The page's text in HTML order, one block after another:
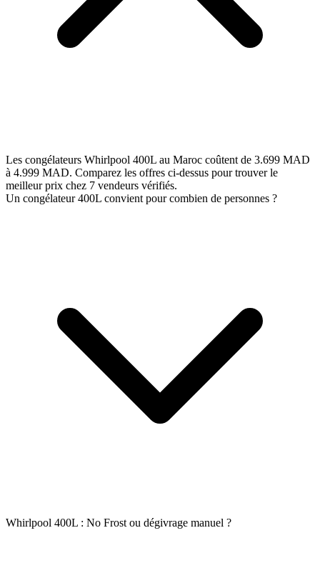
Les congélateurs Whirlpool 400L au Maroc coûtent de 3.699 MAD
à 4.999 MAD. Comparez les offres ci-dessus pour trouver le
meilleur prix chez 7 vendeurs vérifiés.
Un congélateur 400L convient pour combien de personnes ?
Whirlpool 400L : No Frost ou dégivrage manuel ?